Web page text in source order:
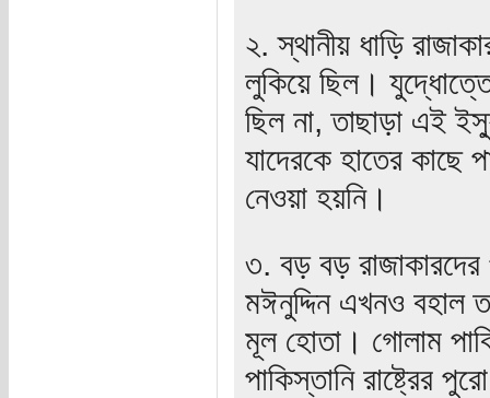
২. স্থানীয় ধাড়ি
লুকিয়ে ছিল।
ছিল না, তাছাড়া এই
যাদেরকে হাতের কাছে
নেওয়া হয়নি।
৩. বড় বড় রাজাকারদের
মঈনুদ্দিন এখনও বহাল
মূল হোতা। গোলাম
পাকিস্তানি রাষ্ট্রের